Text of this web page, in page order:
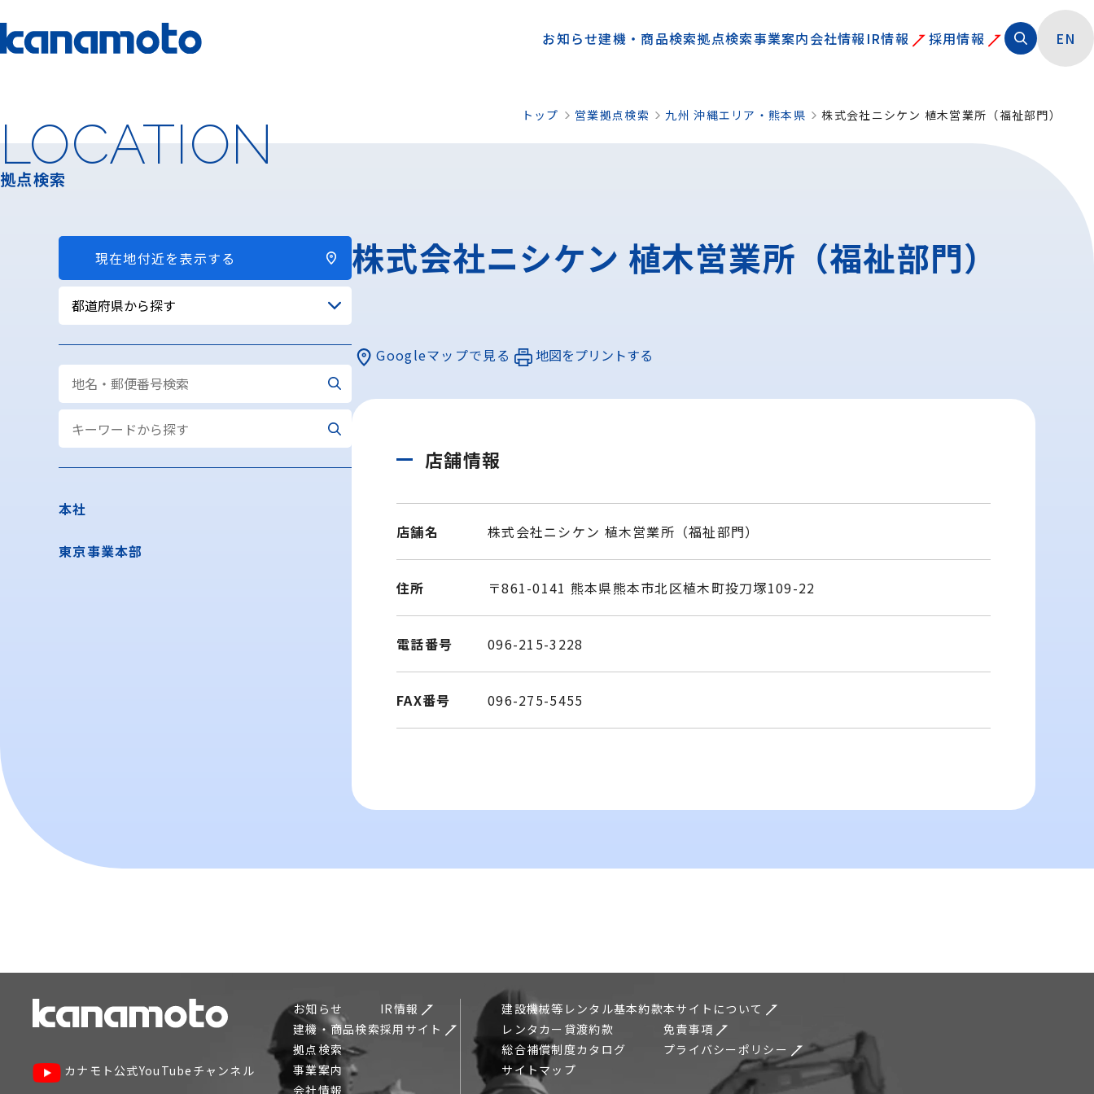
お知らせ建機・商品検索拠点検索事業案内会社情報IR情報 採用情報 EN
LOCATION
拠点検索
トップ 営業拠点検索 九州 沖縄エリア・熊本県 株式会社ニシケン 植木営業所（福祉部門）
株式会社ニシケン 植木営業所（福祉部門）
Googleマップで見る 地図をプリントする
店舗情報
店舗名 株式会社ニシケン 植木営業所（福祉部門）
住所 〒861-0141 熊本県熊本市北区植木町投刀塚109-22
電話番号 096-215-3228
FAX番号 096-275-5455
現在地付近を表示する
本社
東京事業本部
カナモト公式YouTubeチャンネル
お知らせ
建機・商品検索
拠点検索
事業案内
会社情報
IR情報
採用サイト
建設機械等レンタル基本約款
レンタカー貸渡約款
総合補償制度カタログ
サイトマップ
本サイトについて
免責事項
プライバシーポリシー